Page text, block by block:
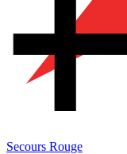
Secours Rouge